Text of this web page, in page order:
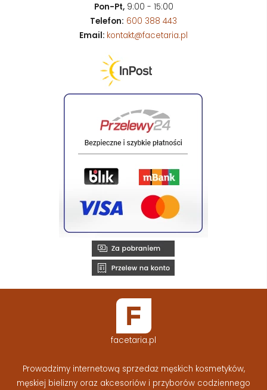
Pon-Pt,9:00 - 15:00
Telefon: 600 388 443
Email: kontakt@facetaria.pl
facetaria.pl
Prowadzimy internetową sprzedaż męskich kosmetyków,
męskiej bielizny oraz akcesoriów i przyborów codziennego